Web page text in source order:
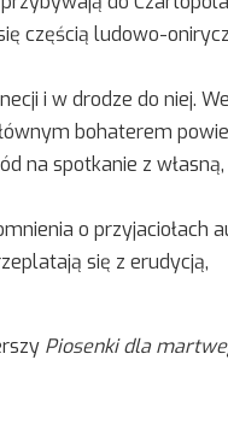
częścią ludowo-
i w drodze do niej.
bohaterem
na spotkanie z
o przyjaciołach
się z erudycją,
Piosenki dla